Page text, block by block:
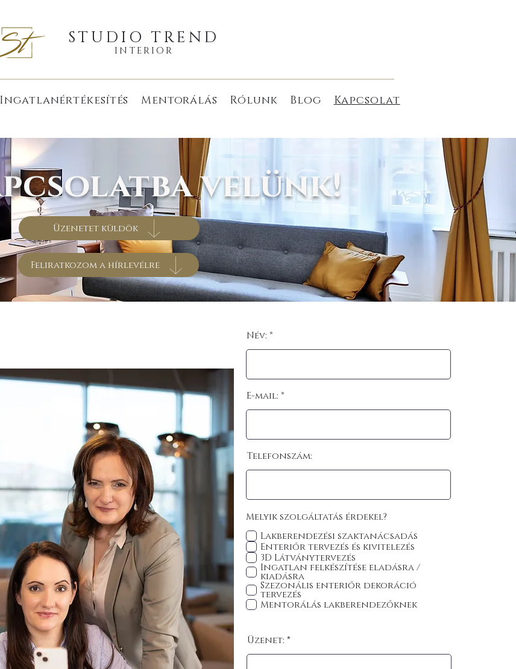
STUDIO TREND
INTERIOR
Ingatlanértékesítés Mentorálás Rólunk Blog Kapcsolat
velünk!
Feliratkozom a hírlevélre
Üzenetet küldök
Név:
E-mail:
Telefonszám:
Melyik szolgáltatás érdekel?
Lakberendezési szaktanácsadás
Enteriőr tervezés és kivitelezés
3D Látványtervezés
Ingatlan felkészítése eladásra /
kiadásra
Szezonális enteriőr dekoráció
tervezés
Mentorálás lakberendezőknek
Üzenet: